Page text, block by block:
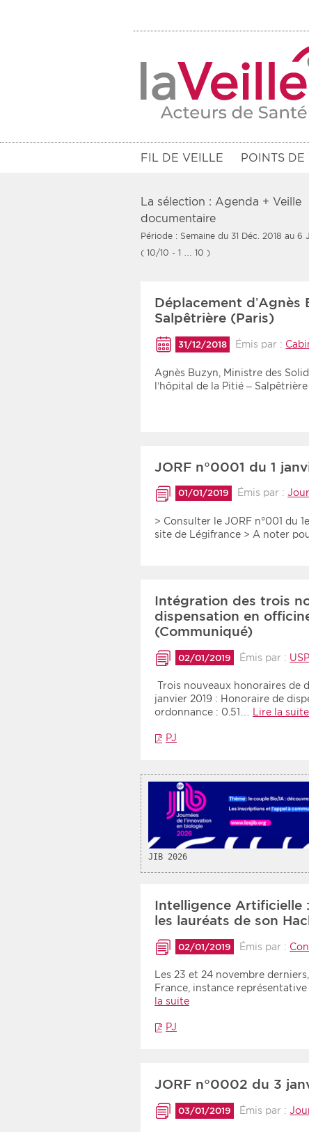
FIL DE VEILLE POINTS DE
Filtres
Communiqués des 10 derniers
Recherche par mots clés
Zone géographique
La sélection : Agenda + Veille
documentaire
Période : Semaine du 31 Déc. 2018 au 6
( 10/10 - 1 … 10 )
Déplacement d’Agnès
Salpêtrière (Paris)
31/12/2018 Émis par :
Agnès Buzyn, Ministre des
l’hôpital de la Pitié –
JORF n°0001 du 1
01/01/2019 Émis par :
> Consulter le JORF n°001 du
site de Légifrance > A noter
Intégration des trois
dispensation en
(Communiqué)
02/01/2019 Émis par :
Trois nouveaux honoraires de
janvier 2019 : Honoraire de
ordonnance : 0.51…
Lire la suite
PJ
JIB 2026
Intelligence Artificielle
les lauréats de son
02/01/2019 Émis par :
Les 23 et 24 novembre
France, instance
la suite
PJ
JORF n°0002 du 3
03/01/2019 Émis par :